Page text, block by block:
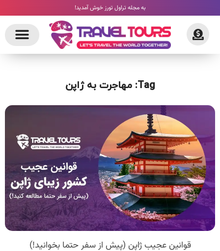
به مجله تراول تورز خوش آمدید!
Tag: مهاجرت به ژاپن
قوانین عجیب ژاپن (پیش از سفر حتما بخوانید!)